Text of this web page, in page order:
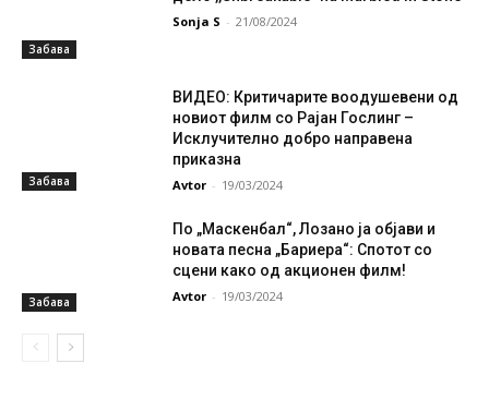
Забава
Sonja S - 21/08/2024
Забава
ВИДЕО: Критичарите воодушевени од
новиот филм со Рајан Гослинг –
Исклучително добро направена
приказна
Avtor - 19/03/2024
Забава
По „Маскенбал“, Лозано ја објави и
новата песна „Бариера“: Спотот со
сцени како од акционен филм!
Avtor - 19/03/2024